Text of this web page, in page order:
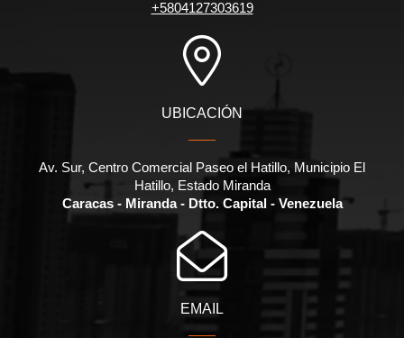
+5804127303619
UBICACIÓN
Av. Sur, Centro Comercial Paseo el Hatillo, Municipio El
Hatillo, Estado Miranda
Caracas - Miranda - Dtto. Capital - Venezuela
EMAIL